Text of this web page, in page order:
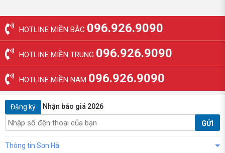
HOTLINE MIỀN BẮC 096.926.9090
HOTLINE MIỀN TRUNG 096.926.9090
HOTLINE MIỀN NAM 096.926.9090
Đăng ký Nhận báo giá 2026
GỬI
Thông tin Sơn Hà